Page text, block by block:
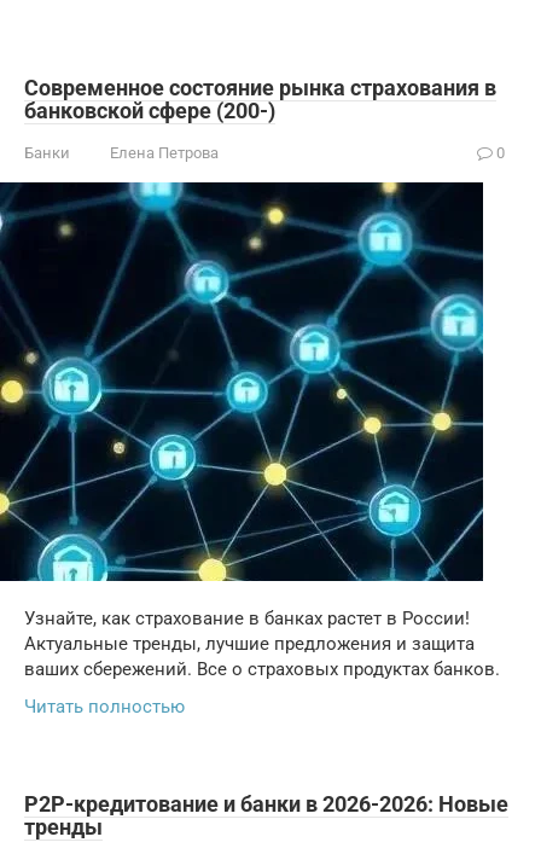
Современное состояние рынка страхования в
банковской сфере (200-)
Банки Елена Петрова 0
Узнайте, как страхование в банках растет в России!
Актуальные тренды, лучшие предложения и защита
ваших сбережений. Все о страховых продуктах банков.
Читать полностью
P2P-кредитование и банки в 2026-2026: Новые
тренды